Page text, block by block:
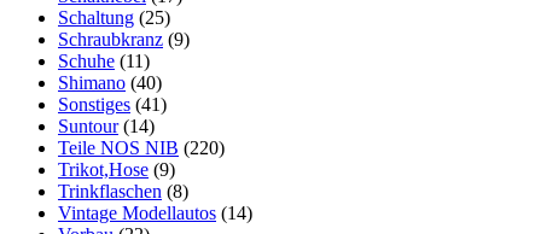
Schaltung (25)
Schraubkranz (9)
Schuhe (11)
Shimano (40)
Sonstiges (41)
Suntour (14)
Teile NOS NIB (220)
Trikot,Hose (9)
Trinkflaschen (8)
Vintage Modellautos (14)